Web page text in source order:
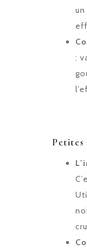
:
Petites